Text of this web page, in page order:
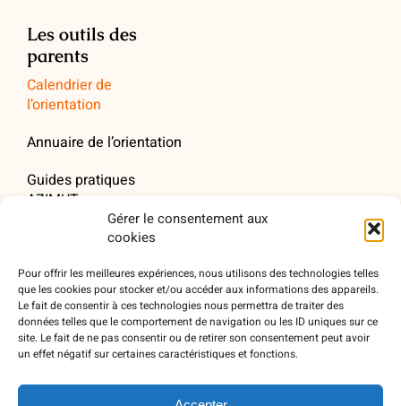
Gérer le consentement aux
cookies
Pour offrir les meilleures expériences, nous utilisons des technologies telles
que les cookies pour stocker et/ou accéder aux informations des appareils.
Le fait de consentir à ces technologies nous permettra de traiter des
données telles que le comportement de navigation ou les ID uniques sur ce
site. Le fait de ne pas consentir ou de retirer son consentement peut avoir
un effet négatif sur certaines caractéristiques et fonctions.
Les outils des
parents
Calendrier de
l’orientation
Annuaire de l’orientation
Guides pratiques
AZIMUT
Newsletter AZIMUT
Webinaires AZIMUT
Quel parent êtes-vous ?
Retrouver AZIMUT en